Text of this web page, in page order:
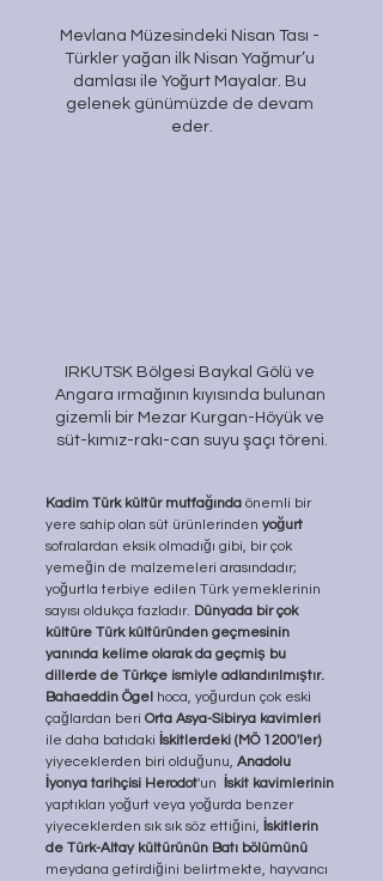
Mevlana Müzesindeki Nisan Tası -
Türkler yağan ilk Nisan Yağmur’u
damlası ile Yoğurt Mayalar. Bu
gelenek günümüzde de devam
eder.
IRKUTSK Bölgesi Baykal Gölü ve
Angara ırmağının kıyısında bulunan
gizemli bir Mezar Kurgan-Höyük ve
süt-kımız-rakı-can suyu şaçı töreni.
Kadim Türk kültür mutfağında önemli bir
yere sahip olan süt ürünlerinden yoğurt
sofralardan eksik olmadığı gibi, bir çok
yemeğin de malzemeleri arasındadır;
yoğurtla terbiye edilen Türk yemeklerinin
sayısı oldukça fazladır. Dünyada bir çok
kültüre Türk kültüründen geçmesinin
yanında kelime olarak da geçmiş bu
dillerde de Türkçe ismiyle adlandırılmıştır.
Bahaeddin Ögel hoca, yoğurdun çok eski
çağlardan beri Orta Asya-Sibirya kavimleri
ile daha batıdaki İskitlerdeki (MÖ 1200'ler)
yiyeceklerden biri olduğunu, Anadolu
İyonya tarihçisi Herodot'un
İskit kavimlerinin
yaptıkları yoğurt veya yoğurda benzer
yiyeceklerden sık sık söz ettiğini, İskitlerin
de Türk-Altay kültürünün Batı bölümünü
meydana getirdiğini belirtmekte, hayvancı